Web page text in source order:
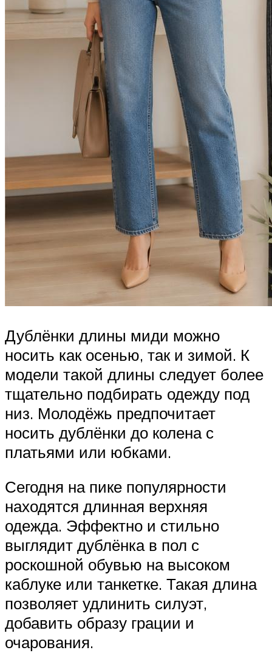
Дублёнки длины миди можно
носить как осенью, так и зимой. К
модели такой длины следует более
тщательно подбирать одежду под
низ. Молодёжь предпочитает
носить дублёнки до колена с
платьями или юбками.
Сегодня на пике популярности
находятся длинная верхняя
одежда. Эффектно и стильно
выглядит дублёнка в пол с
роскошной обувью на высоком
каблуке или танкетке. Такая длина
позволяет удлинить силуэт,
добавить образу грации и
очарования.